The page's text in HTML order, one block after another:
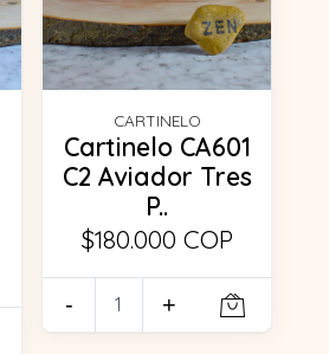
CARTINELO
Cartinelo CA601
C2 Aviador Tres
P..
$180.000 COP
- +